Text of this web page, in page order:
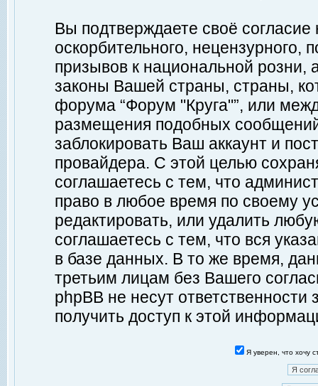
Вы подтверждаете своё
оскорбительного, нецензурного,
призывов к национальной
законы Вашей страны, страны,
форума “Форум "Круга"”, или
размещения подобных
заблокировать Ваш аккаунт и
провайдера. С этой целью
соглашаетесь с тем, что
право в любое время по своему
редактировать, или удалить
соглашаетесь с тем, что вся
в базе данных. В то же время,
третьим лицам без Вашего
phpBB не несут ответственности
получить доступ к этой
Я уверен, что хочу